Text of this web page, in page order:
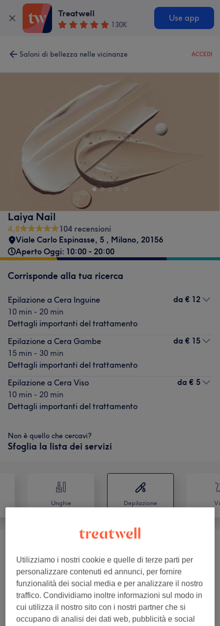
Treatwell
130K
Use app
Saloni di bellezza nelle vicinanze ACCEDI
Laiya Nail
4,8
104 recensioni
Viale Carlo Espinasse, 5 , Milano, 20156
Aperto Oggi: 10:00 - 20:00
Corrisponde alla tua ricerca
Epilazione a Cera Inguine
10 min - 20 min
Dettagli importanti del trattamento
da € 12
Epilazione a Cera Gambe
15 min - 30 min
Dettagli importanti del trattamento
da € 15
Epilazione a Cera Viso
10 min - 20 min
Dettagli importanti del trattamento
da € 5
Non è quello che cercavi?
Sfoglia la lista dei servizi
Unghie Depilazione
Epilazione A Cera Brasiliana (4) da € 10
Epilazione Laser (2) da € 29
Utilizziamo i nostri cookie e quelle di terze parti per
personalizzare contenuti ed annunci, per fornire
funzionalità dei social media e per analizzare il nostro
traffico. Condividiamo inoltre informazioni sul modo in
cui utilizza il nostro sito con i nostri partner che si
occupano di analisi dei dati web, pubblicità e social